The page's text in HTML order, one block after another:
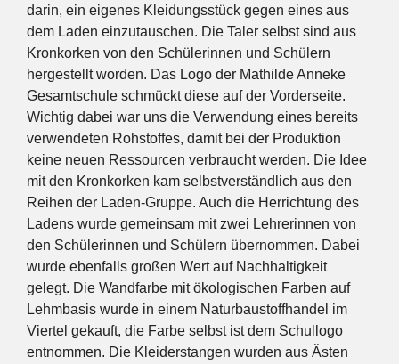
darin, ein eigenes Kleidungsstück gegen eines aus
dem Laden einzutauschen. Die Taler selbst sind aus
Kronkorken von den Schülerinnen und Schülern
hergestellt worden. Das Logo der Mathilde Anneke
Gesamtschule schmückt diese auf der Vorderseite.
Wichtig dabei war uns die Verwendung eines bereits
verwendeten Rohstoffes, damit bei der Produktion
keine neuen Ressourcen verbraucht werden. Die Idee
mit den Kronkorken kam selbstverständlich aus den
Reihen der Laden-Gruppe. Auch die Herrichtung des
Ladens wurde gemeinsam mit zwei Lehrerinnen von
den Schülerinnen und Schülern übernommen. Dabei
wurde ebenfalls großen Wert auf Nachhaltigkeit
gelegt. Die Wandfarbe mit ökologischen Farben auf
Lehmbasis wurde in einem Naturbaustoffhandel im
Viertel gekauft, die Farbe selbst ist dem Schullogo
entnommen. Die Kleiderstangen wurden aus Ästen